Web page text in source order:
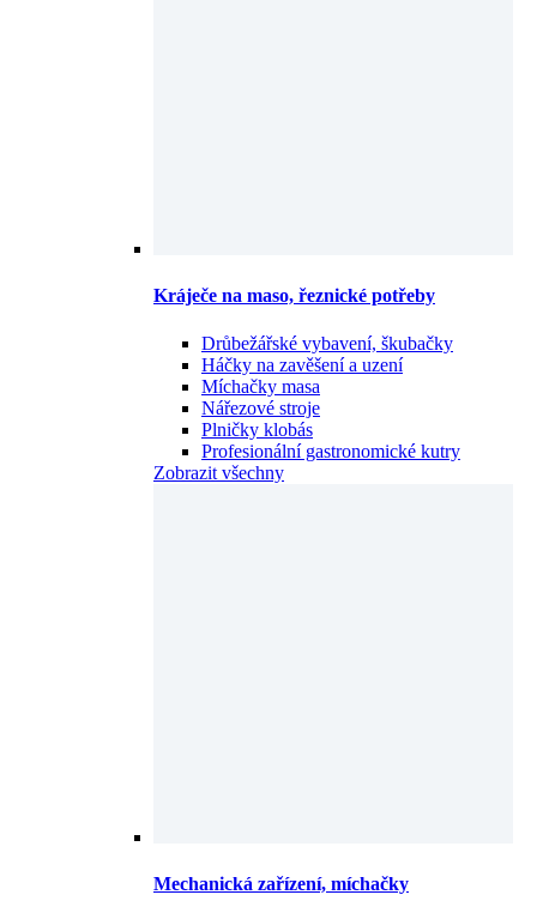
Kráječe na maso, řeznické potřeby
Drůbežářské vybavení, škubačky
Háčky na zavěšení a uzení
Míchačky masa
Nářezové stroje
Plničky klobás
Profesionální gastronomické kutry
Zobrazit všechny
Mechanická zařízení, míchačky